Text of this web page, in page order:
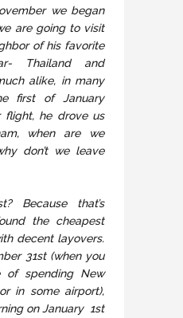
we began
are going to visit
of his favorite
Thailand and
alike, in many
first of January
flight, he drove us
when are we
don’t we leave
Because that’s
the cheapest
decent layovers.
31st (when you
of spending New
in some airport),
on January 1st